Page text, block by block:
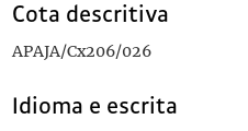
Cota descritiva
APAJA/Cx206/026
Idioma e escrita